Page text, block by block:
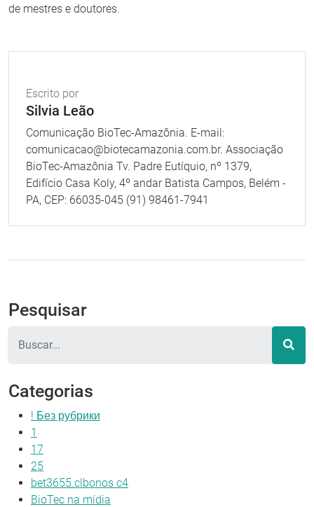
de mestres e doutores.
Escrito por
Silvia Leão
Comunicação BioTec-Amazônia. E-mail:
comunicacao@biotecamazonia.com.br. Associação
BioTec-Amazônia Tv. Padre Eutíquio, nº 1379,
Edifício Casa Koly, 4º andar Batista Campos, Belém -
PA, CEP: 66035-045 (91) 98461-7941
Pesquisar
Categorias
! Без рубрики
1
17
25
bet3655.clbonos c4
BioTec na mídia